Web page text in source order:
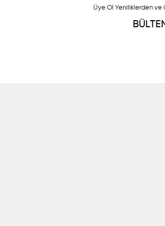
Üye Ol Yeniliklerden ve